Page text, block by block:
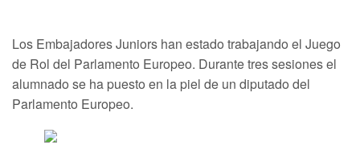
Dónde estamos
Contacto
Los Embajadores Juniors han estado trabajando el Juego
de Rol del Parlamento Europeo. Durante tres sesiones el
alumnado se ha puesto en la piel de un diputado del
Parlamento Europeo.